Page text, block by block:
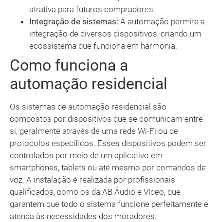
atrativa para futuros compradores.
Integração de sistemas: A automação permite a
integração de diversos dispositivos, criando um
ecossistema que funciona em harmonia.
Como funciona a
automação residencial
Os sistemas de automação residencial são
compostos por dispositivos que se comunicam entre
si, geralmente através de uma rede Wi-Fi ou de
protocolos específicos. Esses dispositivos podem ser
controlados por meio de um aplicativo em
smartphones, tablets ou até mesmo por comandos de
voz. A instalação é realizada por profissionais
qualificados, como os da AB Áudio e Vídeo, que
garantem que todo o sistema funcione perfeitamente e
atenda às necessidades dos moradores.